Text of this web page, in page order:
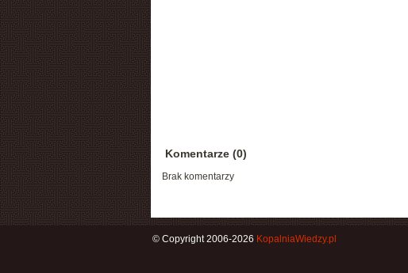
Komentarze (0)
Brak komentarzy
© Copyright 2006-2026 KopalniaWiedzy.pl